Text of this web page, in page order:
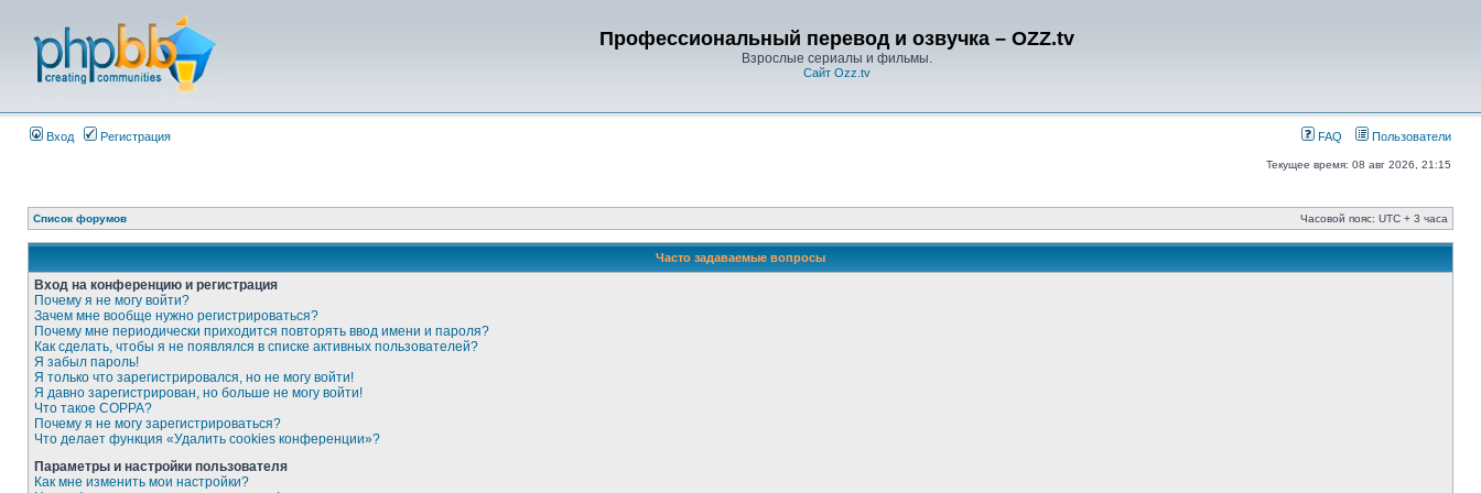
Профессиональный перевод и озвучка – OZZ.tv
Взрослые сериалы и фильмы.
Сайт Ozz.tv
Вход Регистрация FAQ Пользователи
Текущее время: 08 авг 2026, 21:15
Список форумов Часовой пояс: UTC + 3 часа
Часто задаваемые вопросы
Вход на конференцию и регистрация
Почему я не могу войти?
Зачем мне вообще нужно регистрироваться?
Почему мне периодически приходится повторять ввод имени и пароля?
Как сделать, чтобы я не появлялся в списке активных пользователей?
Я забыл пароль!
Я только что зарегистрировался, но не могу войти!
Я давно зарегистрирован, но больше не могу войти!
Что такое COPPA?
Почему я не могу зарегистрироваться?
Что делает функция «Удалить cookies конференции»?
Параметры и настройки пользователя
Как мне изменить мои настройки?